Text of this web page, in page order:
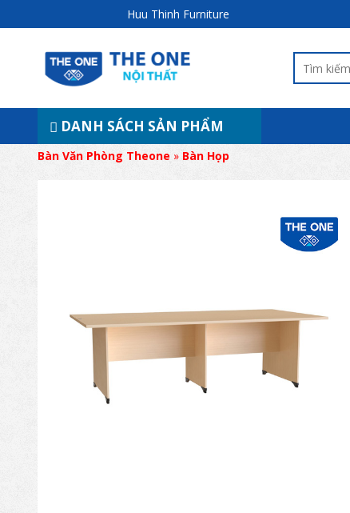
Huu Thinh Furniture
DANH SÁCH SẢN PHẨM
Bàn Văn Phòng Theone » Bàn Họp